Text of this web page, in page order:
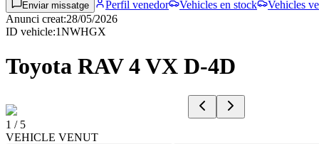
Enviar missatge Perfil venedor Vehicles en stock
Vehicles
Anunci creat:28/05/2026
ID vehicle:1NWHGX
Toyota RAV 4 VX D-4D
1 / 5
VEHICLE VENUT